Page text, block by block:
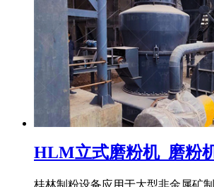
HLM立式磨粉机_磨粉
桂林制粉设备应用于大型非金属矿